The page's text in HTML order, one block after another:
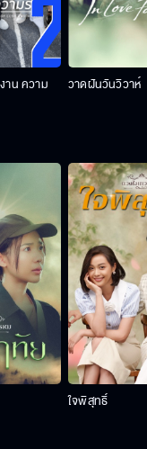
าน ความ
วาดฝันวันวิวาห์
ใจพิสุทธิ์